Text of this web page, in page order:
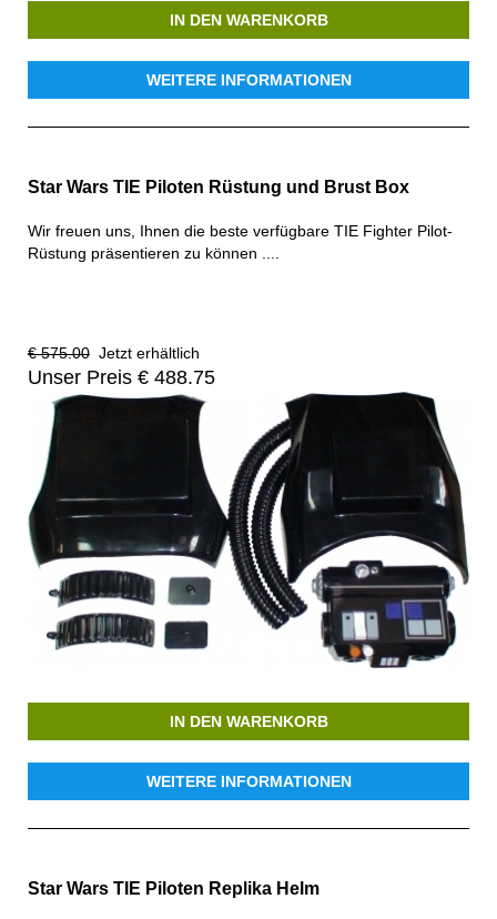
IN DEN WARENKORB
WEITERE INFORMATIONEN
Star Wars TIE Piloten Rüstung und Brust Box
Wir freuen uns, Ihnen die beste verfügbare TIE Fighter Pilot-
Rüstung präsentieren zu können ....
€ 575.00 Jetzt erhältlich
Unser Preis € 488.75
IN DEN WARENKORB
WEITERE INFORMATIONEN
Star Wars TIE Piloten Replika Helm